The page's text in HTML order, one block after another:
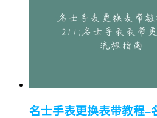
名士手表更换表带教程–